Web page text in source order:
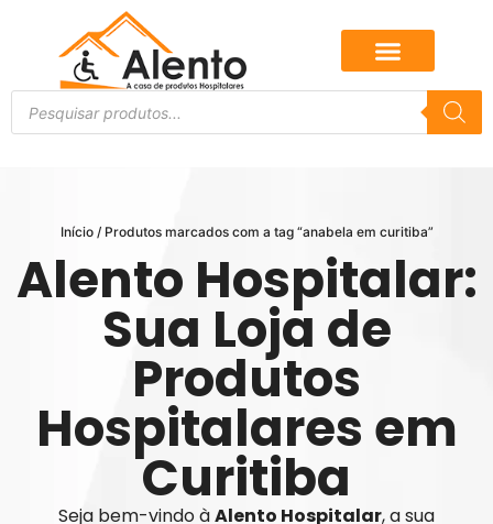
Início/ Produtos marcados com a tag “anabela em curitiba”
Alento Hospitalar:
Sua Loja de
Produtos
Hospitalares em
Curitiba
Seja bem-vindo àAlento Hospitalar, a sua